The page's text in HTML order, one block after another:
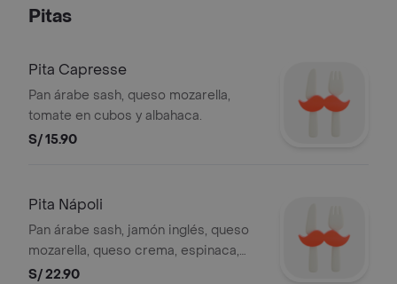
Pitas
Pita Capresse
Pan árabe sash, queso mozarella,
tomate en cubos y albahaca.
S/ 15.90
Pita Nápoli
Pan árabe sash, jamón inglés, queso
mozarella, queso crema, espinaca,
champiñones, albahaca, pasta de ajos
S/ 22.90